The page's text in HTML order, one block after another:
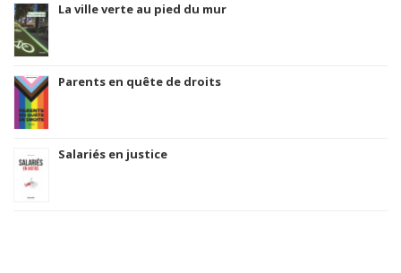
La ville verte au pied du mur
Parents en quête de droits
Salariés en justice